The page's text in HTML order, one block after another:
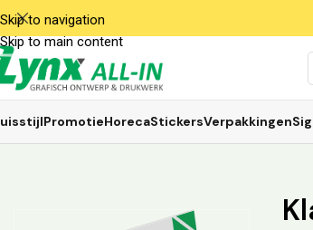
Skip to navigation
Skip to main content
PromotieHorecaStickersVerpakkingen